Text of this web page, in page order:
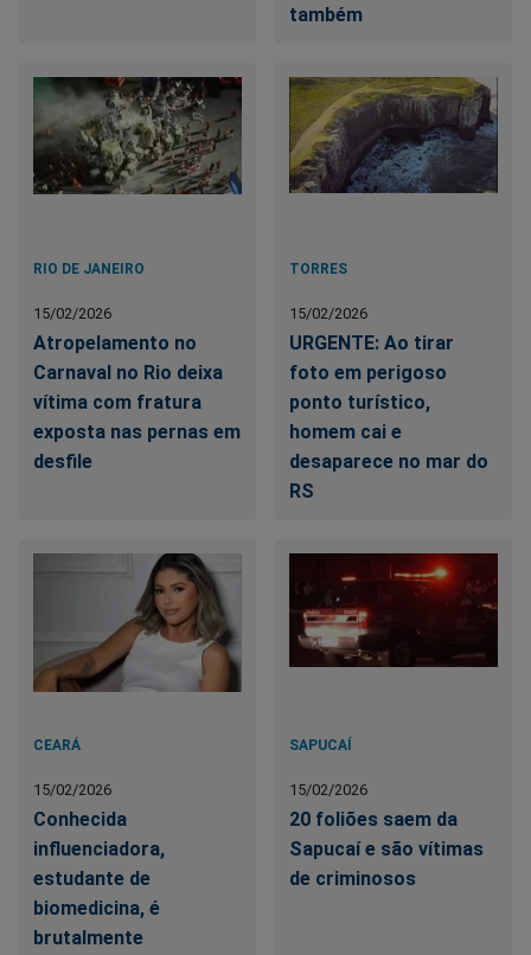
também
RIO DE JANEIRO
15/02/2026
Atropelamento no
Carnaval no Rio deixa
vítima com fratura
exposta nas pernas em
desfile
TORRES
15/02/2026
URGENTE: Ao tirar
foto em perigoso
ponto turístico,
homem cai e
desaparece no mar do
RS
CEARÁ
15/02/2026
Conhecida
influenciadora,
estudante de
biomedicina, é
brutalmente
SAPUCAÍ
15/02/2026
20 foliões saem da
Sapucaí e são vítimas
de criminosos